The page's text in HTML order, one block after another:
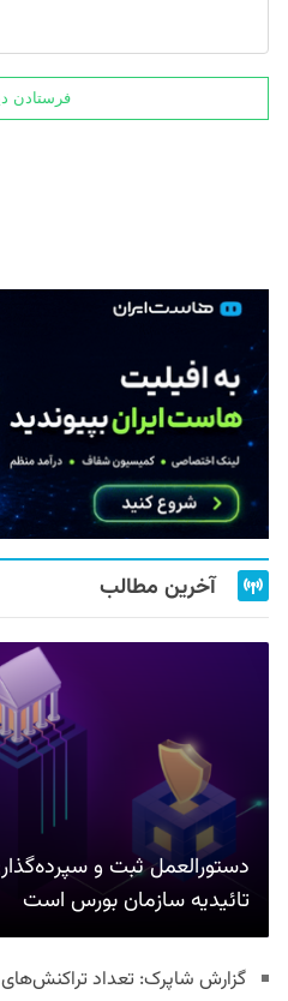
آخرین مطالب
دستورالعمل ثبت و
تائیدیه سازمان بورس است